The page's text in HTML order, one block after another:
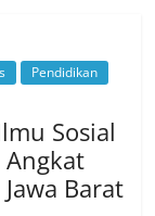
Pendidikan
Sosial
Angkat
Barat